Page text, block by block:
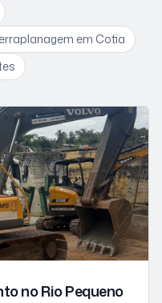
em Cotia
no Rio Pequeno